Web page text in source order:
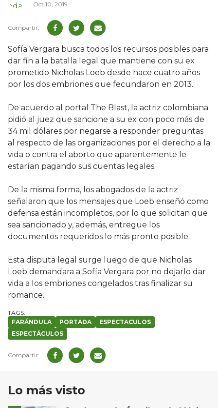
Oct 10, 2019
Sofía Vergara busca todos los recursos posibles para
dar fin a la batalla legal que mantiene con su ex
prometido Nicholas Loeb desde hace cuatro años
por los dos embriones que fecundaron en 2013.
De acuerdo al portal The Blast, la actriz colombiana
pidió al juez que sancione a su ex con poco más de
34 mil dólares por negarse a responder preguntas
al respecto de las organizaciones por el derecho a la
vida o contra el aborto que aparentemente le
estarían pagando sus cuentas legales.
De la misma forma, los abogados de la actriz
señalaron que los mensajes que Loeb enseñó como
defensa están incompletos, por lo que solicitan que
sea sancionado y, además, entregue los
documentos requeridos lo más pronto posible.
Esta disputa legal surge luego de que Nicholas
Loeb demandara a Sofía Vergara por no dejarlo dar
vida a los embriones congelados tras finalizar su
romance.
FARÁNDULA PORTADA
ESPECTACULOS
ESPECTÁCULOS
Lo más visto